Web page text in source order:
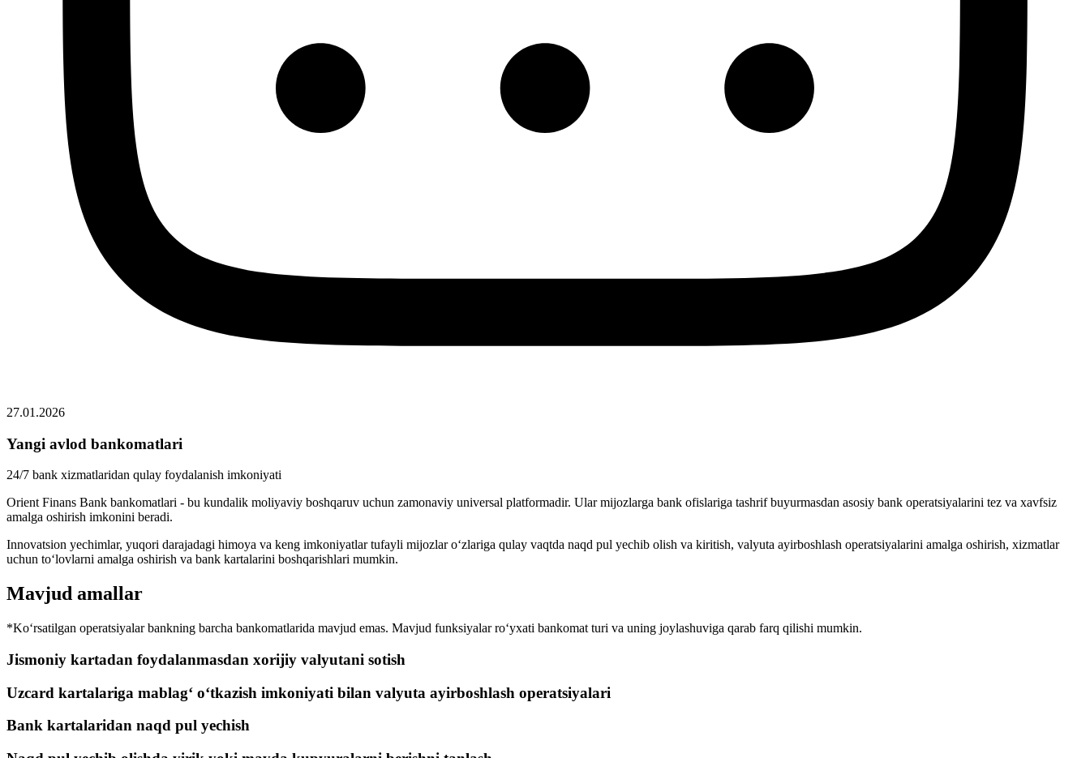
27.01.2026
Yangi avlod bankomatlari
24/7 bank xizmatlaridan qulay foydalanish imkoniyati
Orient Finans Bank bankomatlari - bu kundalik moliyaviy boshqaruv uchun zamonaviy universal platformadir. Ular mijozlarga bank ofislariga tashrif buyurmasdan asosiy bank operatsiyalarini tez va xavfsiz
amalga oshirish imkonini beradi.
Innovatsion yechimlar, yuqori darajadagi himoya va keng imkoniyatlar tufayli mijozlar o‘zlariga qulay vaqtda naqd pul yechib olish va kiritish, valyuta ayirboshlash operatsiyalarini amalga oshirish, xizmatlar
uchun to‘lovlarni amalga oshirish va bank kartalarini boshqarishlari mumkin.
Mavjud amallar
*Ko‘rsatilgan operatsiyalar bankning barcha bankomatlarida mavjud emas. Mavjud funksiyalar ro‘yxati bankomat turi va uning joylashuviga qarab farq qilishi mumkin.
Jismoniy kartadan foydalanmasdan xorijiy valyutani sotish
Uzcard kartalariga mablag‘ o‘tkazish imkoniyati bilan valyuta ayirboshlash operatsiyalari
Bank kartalaridan naqd pul yechish